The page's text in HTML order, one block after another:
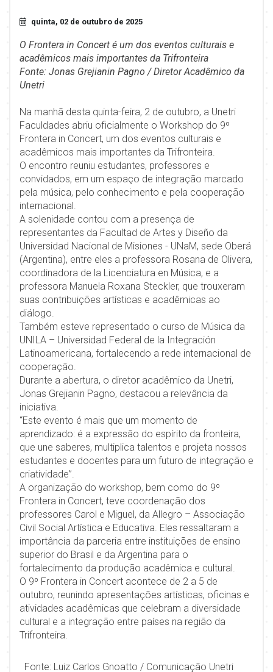
quinta, 02 de outubro de 2025
O Frontera in Concert é um dos eventos culturais e
acadêmicos mais importantes da Trifronteira
Fonte: Jonas Grejianin Pagno / Diretor Acadêmico da
Unetri
Na manhã desta quinta-feira, 2 de outubro, a Unetri
Faculdades abriu oficialmente o Workshop do 9º
Frontera in Concert, um dos eventos culturais e
acadêmicos mais importantes da Trifronteira.
O encontro reuniu estudantes, professores e
convidados, em um espaço de integração marcado
pela música, pelo conhecimento e pela cooperação
internacional.
A solenidade contou com a presença de
representantes da Facultad de Artes y Diseño da
Universidad Nacional de Misiones - UNaM, sede Oberá
(Argentina), entre eles a professora Rosana de Olivera,
coordinadora de la Licenciatura en Música, e a
professora Manuela Roxana Steckler, que trouxeram
suas contribuições artísticas e acadêmicas ao
diálogo.
Também esteve representado o curso de Música da
UNILA – Universidad Federal de la Integración
Latinoamericana, fortalecendo a rede internacional de
cooperação.
Durante a abertura, o diretor acadêmico da Unetri,
Jonas Grejianin Pagno, destacou a relevância da
iniciativa.
“Este evento é mais que um momento de
aprendizado: é a expressão do espírito da fronteira,
que une saberes, multiplica talentos e projeta nossos
estudantes e docentes para um futuro de integração e
criatividade”.
A organização do workshop, bem como do 9º
Frontera in Concert, teve coordenação dos
professores Carol e Miguel, da Allegro – Associação
Civil Social Artística e Educativa. Eles ressaltaram a
importância da parceria entre instituições de ensino
superior do Brasil e da Argentina para o
fortalecimento da produção acadêmica e cultural.
O 9º Frontera in Concert acontece de 2 a 5 de
outubro, reunindo apresentações artísticas, oficinas e
atividades acadêmicas que celebram a diversidade
cultural e a integração entre países na região da
Trifronteira.
Fonte: Luiz Carlos Gnoatto / Comunicação Unetri